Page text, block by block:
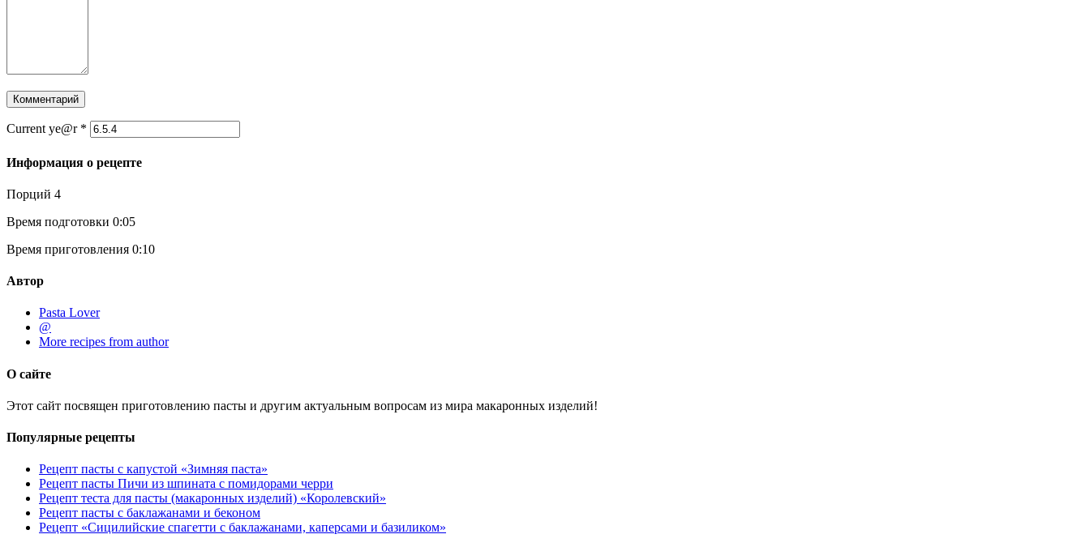
Current ye@r *
Информация о рецепте
Порций 4
Время подготовки 0:05
Время приготовления 0:10
Автор
Pasta Lover
@
More recipes from author
О сайте
Этот сайт посвящен приготовлению пасты и другим актуальным вопросам из мира макаронных изделий!
Популярные рецепты
Рецепт пасты с капустой «Зимняя паста»
Рецепт пасты Пичи из шпината с помидорами черри
Рецепт теста для пасты (макаронных изделий) «Королевский»
Рецепт пасты с баклажанами и беконом
Рецепт «Сицилийские спагетти с баклажанами, каперсами и базиликом»